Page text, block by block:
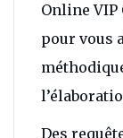
Online VIP
pour vous
Des